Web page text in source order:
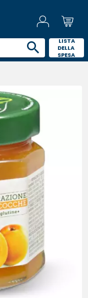
LISTA
DELLA
SPESA